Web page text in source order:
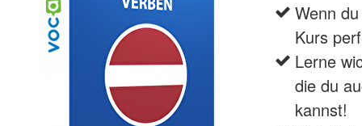
Wenn
Kurs
Lerne
die du
kannst!